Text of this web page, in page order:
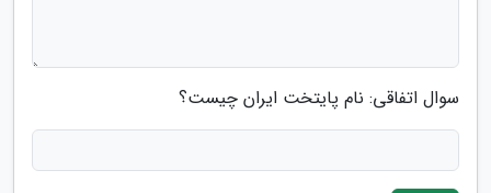
سوال اتفاقی: نام پایتخت ایران چیست؟